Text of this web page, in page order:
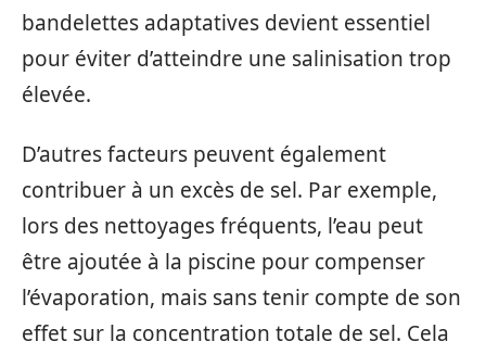
bandelettes adaptatives devient essentiel
pour éviter d’atteindre une salinisation trop
élevée.
D’autres facteurs peuvent également
contribuer à un excès de sel. Par exemple,
lors des nettoyages fréquents, l’eau peut
être ajoutée à la piscine pour compenser
l’évaporation, mais sans tenir compte de son
effet sur la concentration totale de sel. Cela